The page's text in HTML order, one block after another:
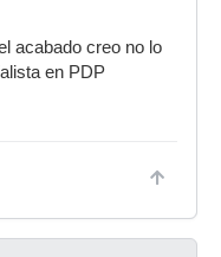
acabado creo no lo
en PDP